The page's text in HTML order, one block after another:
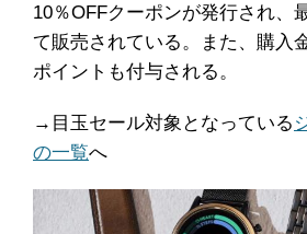
10％OFFクーポンが発行され、
て販売されている。また、購入
ポイントも付与される。
→目玉セール対象となっている
の一覧へ